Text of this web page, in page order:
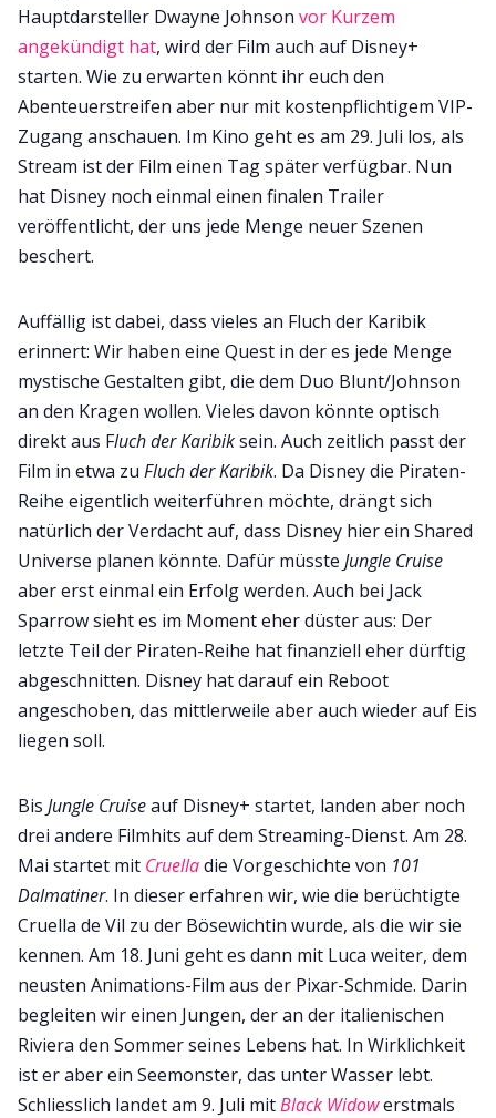
Hauptdarsteller Dwayne Johnson vor Kurzem
angekündigt hat, wird der Film auch auf Disney+
starten. Wie zu erwarten könnt ihr euch den
Abenteuerstreifen aber nur mit kostenpflichtigem VIP-
Zugang anschauen. Im Kino geht es am 29. Juli los, als
Stream ist der Film einen Tag später verfügbar. Nun
hat Disney noch einmal einen finalen Trailer
veröffentlicht, der uns jede Menge neuer Szenen
beschert.
Auffällig ist dabei, dass vieles an Fluch der Karibik
erinnert: Wir haben eine Quest in der es jede Menge
mystische Gestalten gibt, die dem Duo Blunt/Johnson
an den Kragen wollen. Vieles davon könnte optisch
direkt aus Fluch der Karibiksein. Auch zeitlich passt der
Film in etwa zu Fluch der Karibik. Da Disney die Piraten-
Reihe eigentlich weiterführen möchte, drängt sich
natürlich der Verdacht auf, dass Disney hier ein Shared
Universe planen könnte. Dafür müsste Jungle Cruise
aber erst einmal ein Erfolg werden. Auch bei Jack
Sparrow sieht es im Moment eher düster aus: Der
letzte Teil der Piraten-Reihe hat finanziell eher dürftig
abgeschnitten. Disney hat darauf ein Reboot
angeschoben, das mittlerweile aber auch wieder auf Eis
liegen soll.
Bis Jungle Cruiseauf Disney+ startet, landen aber noch
drei andere Filmhits auf dem Streaming-Dienst. Am 28.
Mai startet mit Cruelladie Vorgeschichte von 101
Dalmatiner. In dieser erfahren wir, wie die berüchtigte
Cruella de Vil zu der Bösewichtin wurde, als die wir sie
kennen. Am 18. Juni geht es dann mit Luca weiter, dem
neusten Animations-Film aus der Pixar-Schmide. Darin
begleiten wir einen Jungen, der an der italienischen
Riviera den Sommer seines Lebens hat. In Wirklichkeit
ist er aber ein Seemonster, das unter Wasser lebt.
Schliesslich landet am 9. Juli mitBlack Widowerstmals